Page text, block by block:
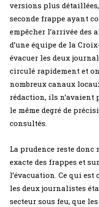
versions plus
seconde frappe ayant
empêcher l’arrivée des
d’une équipe de la
évacuer les deux
circulé rapidement et
nombreux canaux
rédaction, ils n’avaient
le même degré de
consultés.
La prudence reste donc
exacte des frappes et
l’évacuation. Ce qui est
les deux journalistes
secteur sous feu, que